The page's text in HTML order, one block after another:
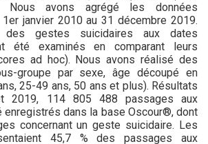
avons agrégé les données
janvier 2010 au 31 décembre 2019.
des gestes suicidaires aux dates
été examinés en comparant leurs
ad hoc). Nous avons réalisé des
groupe par sexe, âge découpé en
25-49 ans, 50 ans et plus). Résultats
2019, 114 805 488 passages aux
enregistrés dans la base Oscour®, dont
concernant un geste suicidaire. Les
45,7 % des passages aux